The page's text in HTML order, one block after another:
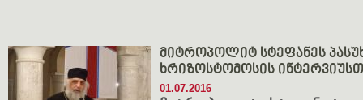
მიტროპოლიტ სტეფანეს
ხრიზოსტომოსის
01.07.2016